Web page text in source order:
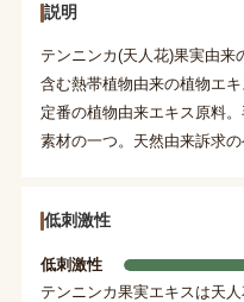
説明
テンニンカ(天人花)果実由来
含む熱帯植物由来の植物エ
定番の植物由来エキス原料
素材の一つ。天然由来訴求
低刺激性
低刺激性
テンニンカ果実エキスは天